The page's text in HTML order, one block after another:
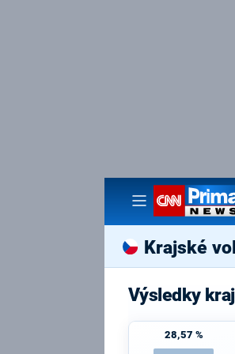
Krajské
Výsledky
28,57 %